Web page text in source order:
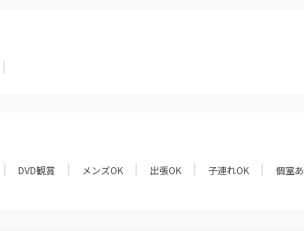
DVD観賞 メンズOK 出張OK 子連れOK 個室